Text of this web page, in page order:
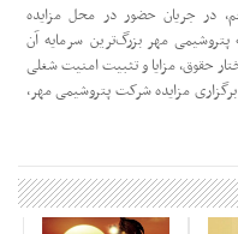
در جریان حضور در محل مزایده
مهر بزرگ‌ترین سرمایه آن
حقوق، مزایا و تثبیت امنیت شغلی
مزایده شرکت پتروشیمی مهر،